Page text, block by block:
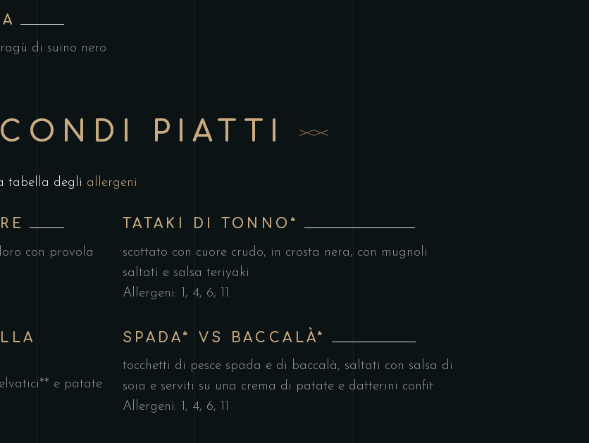
di suino nero
PIATTI
tabella degli allergeni.
con provola
e patate
TATAKI DI TONNO*
scottato con cuore crudo, in crosta nera, con mugnoli
saltati e salsa teriyaki
Allergeni: 1, 4, 6, 11.
SPADA* VS BACCALÀ*
tocchetti di pesce spada e di baccalà, saltati con salsa di
soia e serviti su una crema di patate e datterini confit
Allergeni: 1, 4, 6, 11